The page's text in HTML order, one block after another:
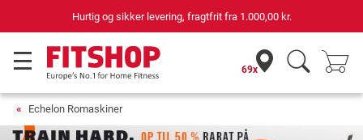
69 butikker med 75 egne servicemontører
69x
Echelon Romaskiner